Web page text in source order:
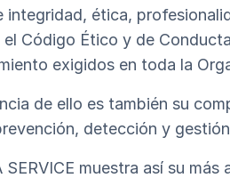
integridad, ética,
el Código Ético y de
exigidos en toda la
de ello es también su
detección y
SERVICE muestra así su